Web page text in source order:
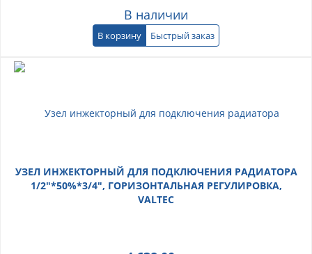
В наличии
В корзину Быстрый заказ
УЗЕЛ ИНЖЕКТОРНЫЙ ДЛЯ ПОДКЛЮЧЕНИЯ РАДИАТОРА
1/2"*50%*3/4", ГОРИЗОНТАЛЬНАЯ РЕГУЛИРОВКА,
VALTEC